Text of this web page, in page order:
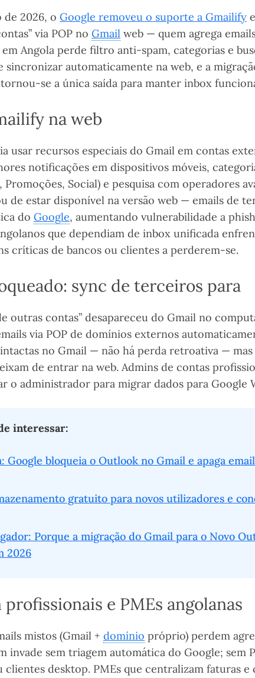
2026, o Google removeu o suporte a Gmailify
via POP no Gmail web — quem agrega
Angola perde filtro anti-spam, categorias e
sincronizar automaticamente na web, e a
se a única saída para manter inbox
na web
usar recursos especiais do Gmail em contas
notificações em dispositivos móveis,
Social) e pesquisa com operadores
de estar disponível na versão web — emails de
do Google, aumentando vulnerabilidade a
que dependiam de inbox unificada
críticas de bancos ou clientes a perderem-se.
sync de terceiros para
outras contas” desapareceu do Gmail no
via POP de domínios externos
no Gmail — não há perda retroativa — mas
de entrar na web. Admins de contas
o administrador para migrar dados para Google
interessar:
Google bloqueia o Outlook no Gmail e apaga
gratuito para novos utilizadores e
Porque a migração do Gmail para o Novo
2026
e PMEs angolanas
mistos (Gmail + domínio próprio) perdem
invade sem triagem automática do Google; sem
clientes desktop. PMEs que centralizam faturas